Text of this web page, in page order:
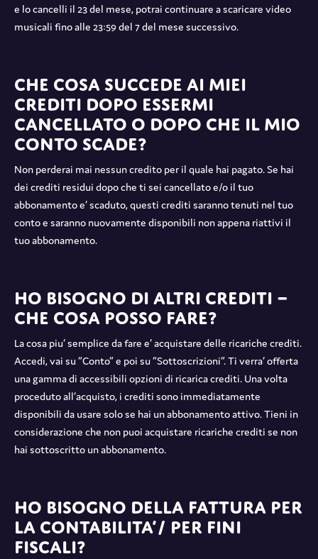
e lo cancelli il 23 del mese, potrai continuare a scaricare video
musicali fino alle 23:59 del 7 del mese successivo.
Che cosa succede ai miei
crediti dopo essermi
cancellato o dopo che il mio
conto scade?
Non perderai mai nessun credito per il quale hai pagato. Se hai
dei crediti residui dopo che ti sei cancellato e/o il tuo
abbonamento e’ scaduto, questi crediti saranno tenuti nel tuo
conto e saranno nuovamente disponibili non appena riattivi il
tuo abbonamento.
Ho bisogno di altri crediti –
Che cosa posso fare?
La cosa piu’ semplice da fare e’ acquistare delle ricariche crediti.
Accedi, vai su “Conto” e poi su “Sottoscrizioni”. Ti verra’ offerta
una gamma di accessibili opzioni di ricarica crediti. Una volta
proceduto all’acquisto, i crediti sono immediatamente
disponibili da usare solo se hai un abbonamento attivo. Tieni in
considerazione che non puoi acquistare ricariche crediti se non
hai sottoscritto un abbonamento.
Ho bisogno della fattura per
la contabilita’/ per fini
fiscali?